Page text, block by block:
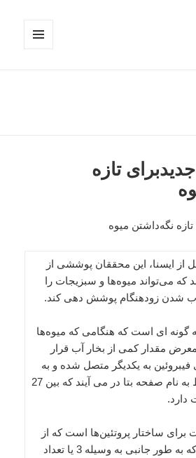
تازه
نگه‌داشتن میوه
از ایسنا، این محققان پوششی از
که می‌تواند میوه‌ها و سبزیجات را
شدن زودهنگام پوشش دهی کند.
گونه ای است که هنگامی که میوه‌ها
مقدار کمی از بخار آب قرار
فیبروئین به یکدیگر متصل شده و به
شکل یک فیلم محافظ به نام صفحه بتا در می آیند که بین 27
برای ساختار پروتئین‌ها است که از
تعدادی رشته‌های بتا که به طور جانبی به وسیله 3 یا تعداد